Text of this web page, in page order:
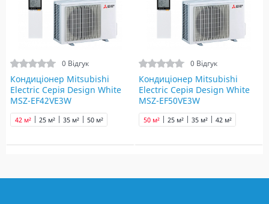
0 Відгук
Кондиціонер Mitsubishi
Electric Серія Design White
MSZ-EF42VE3W
25 м² 35 м²
42 м² 50 м²
0 Відгук
Кондиціонер Mitsubishi
Electric Серія Design White
MSZ-EF50VE3W
25 м² 35 м² 42 м²
50 м²